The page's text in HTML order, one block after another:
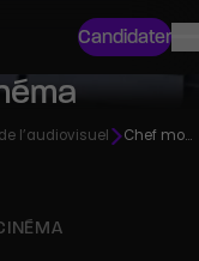
Candidater
l’audiovisuel Chef monteur (son) cinéma